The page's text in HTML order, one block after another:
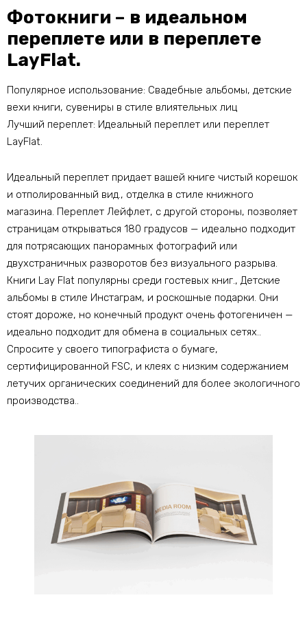
Фотокниги – в идеальном
переплете или в переплете
LayFlat.
Популярное использование: Свадебные альбомы, детские
вехи книги, сувениры в стиле влиятельных лиц
Лучший переплет: Идеальный переплет или переплет
LayFlat.
Идеальный переплет придает вашей книге чистый корешок
и отполированный вид., отделка в стиле книжного
магазина. Переплет Лейфлет, с другой стороны, позволяет
страницам открываться 180 градусов — идеально подходит
для потрясающих панорамных фотографий или
двухстраничных разворотов без визуального разрыва.
Книги Lay Flat популярны среди гостевых книг., Детские
альбомы в стиле Инстаграм, и роскошные подарки. Они
стоят дороже, но конечный продукт очень фотогеничен —
идеально подходит для обмена в социальных сетях..
Спросите у своего типографиста о бумаге,
сертифицированной FSC, и клеях с низким содержанием
летучих органических соединений для более экологичного
производства..